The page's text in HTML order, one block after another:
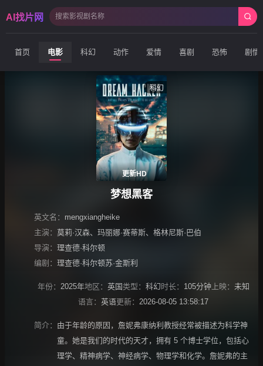
AI找片网
首页 电影 科幻 动作 爱情 喜剧 恐怖 剧情
科幻
更新HD
梦想黑客
英文名： mengxiangheike
主演： 莫莉·汉森、 玛丽娜·赛蒂斯、 格林尼斯·巴伯
导演： 理查德·科尔顿
编剧： 理查德·科尔顿苏·金斯利
年份： 2025年地区： 英国 类型： 科幻 时长： 105分钟上映： 未知
语言： 英语更新： 2026-08-05 13:58:17
简介： 由于年龄的原因，詹妮弗康纳利教授经常被描述为科学神
童。她是我们的时代的天才，拥有 5 个博士学位，包括心
理学、精神病学、神经病学、物理学和化学。詹妮弗的主